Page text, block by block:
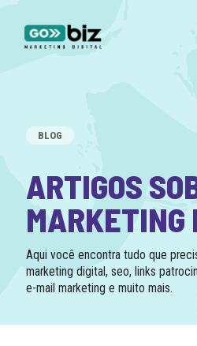
BLOG
ARTIGOS
MARKETING
Aqui você encontra tudo que
marketing digital, seo, links
e-mail marketing e muito mais.